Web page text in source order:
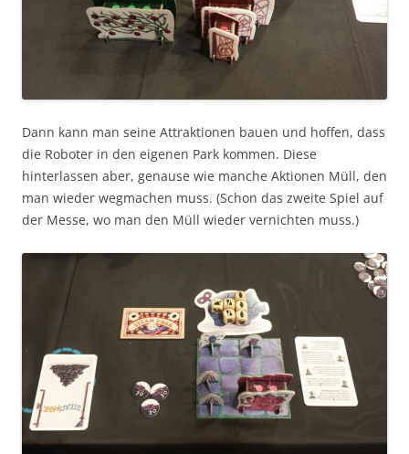
Dann kann man seine Attraktionen bauen und hoffen, dass
die Roboter in den eigenen Park kommen. Diese
hinterlassen aber, genause wie manche Aktionen Müll, den
man wieder wegmachen muss. (Schon das zweite Spiel auf
der Messe, wo man den Müll wieder vernichten muss.)